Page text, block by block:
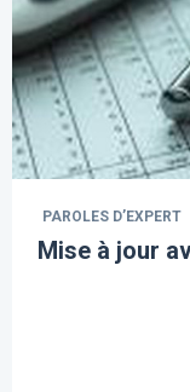
PAROLES D’EXPERT
Mise à jour